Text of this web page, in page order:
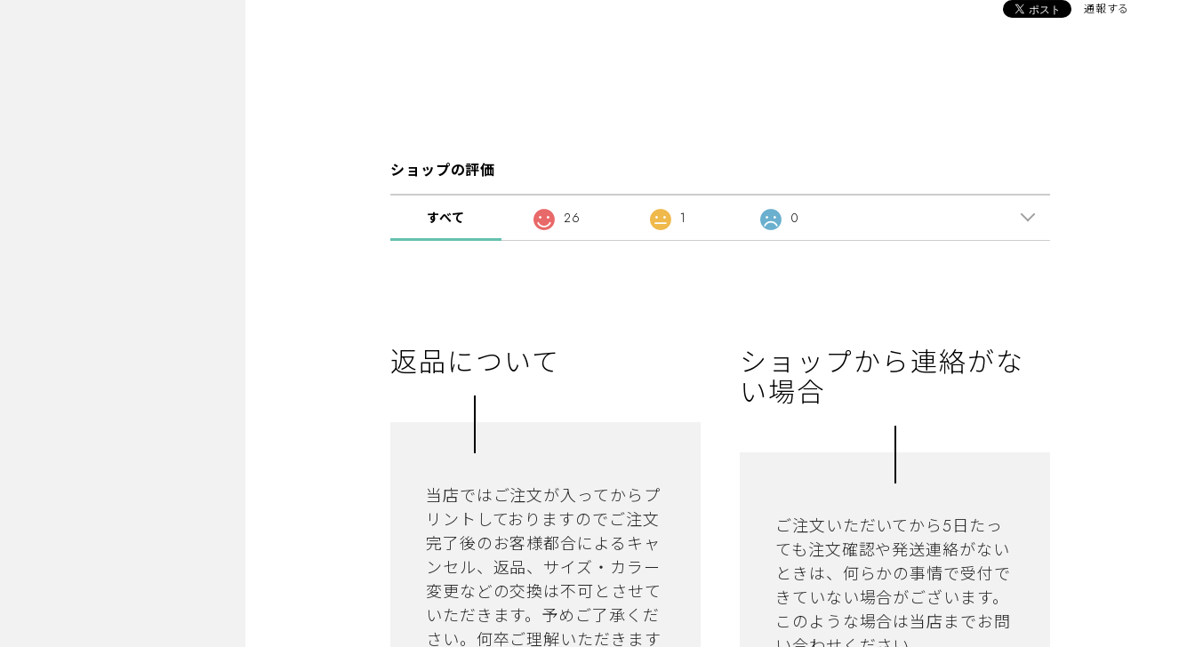
通報する
ショップの評価
すべて 26 1 0
返品について
当店ではご注文が入ってからプ
リントしておりますのでご注文
完了後のお客様都合によるキャ
ンセル、返品、サイズ・カラー
変更などの交換は不可とさせて
いただきます。予めご了承くだ
さい。何卒ご理解いただきます
ショップから連絡がな
い場合
ご注文いただいてから5日たっ
ても注文確認や発送連絡がない
ときは、何らかの事情で受付で
きていない場合がございます。
このような場合は当店までお問